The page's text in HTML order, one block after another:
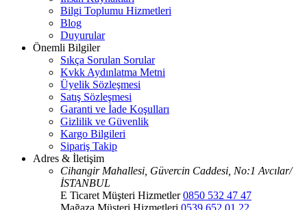
Bilgi Toplumu Hizmetleri
Blog
Duyurular
Önemli Bilgiler
Sıkça Sorulan Sorular
Kvkk Aydınlatma Metni
Üyelik Sözleşmesi
Satış Sözleşmesi
Garanti ve İade Koşulları
Gizlilik ve Güvenlik
Kargo Bilgileri
Sipariş Takip
Adres & İletişim
Cihangir Mahallesi, Güvercin Caddesi, No:1 Avcılar/
İSTANBUL
E Ticaret Müşteri Hizmetler 0850 532 47 47
Mağaza Müşteri Hizmetleri 0539 652 01 22